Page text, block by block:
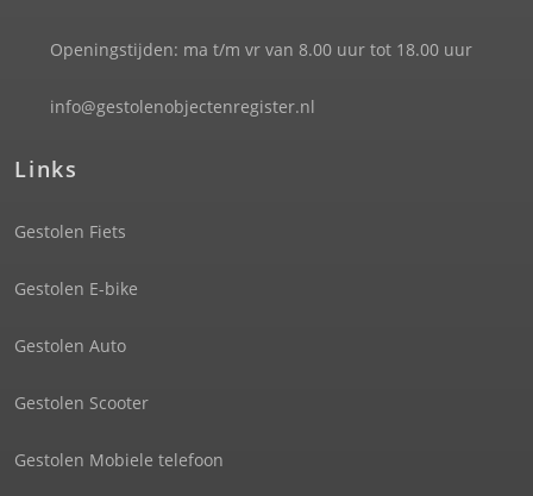
Openingstijden: ma t/m vr van 8.00 uur tot 18.00 uur
info@gestolenobjectenregister.nl
Links
Gestolen Fiets
Gestolen E-bike
Gestolen Auto
Gestolen Scooter
Gestolen Mobiele telefoon